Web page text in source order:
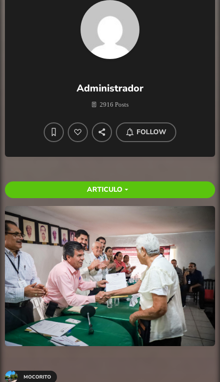
Administrador
2916 Posts
FOLLOW
ARTICULO arrow_drop_down
MOCORITO